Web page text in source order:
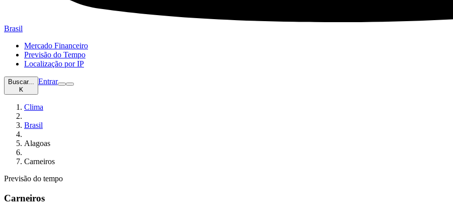
Brasil
Mercado Financeiro
Previsão do Tempo
Localização por IP
Buscar...
K
Entrar
Clima
Brasil
Alagoas
Carneiros
Previsão do tempo
Carneiros